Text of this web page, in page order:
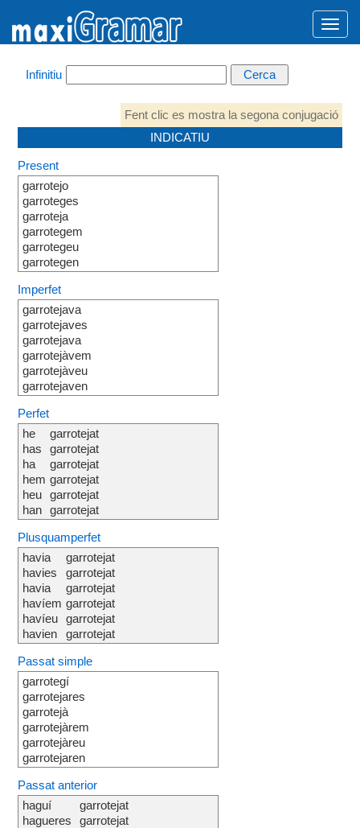
Infinitiu
Fent clic es mostra la segona conjugació
INDICATIU
Present
garrotejo
garroteges
garroteja
garrotegem
garrotegeu
garrotegen
Imperfet
garrotejava
garrotejaves
garrotejava
garrotejàvem
garrotejàveu
garrotejaven
Perfet
he
has
ha
hem
heu
han
garrotejat
garrotejat
garrotejat
garrotejat
garrotejat
garrotejat
Plusquamperfet
havia
havies
havia
havíem
havíeu
havien
garrotejat
garrotejat
garrotejat
garrotejat
garrotejat
garrotejat
Passat simple
garrotegí
garrotejares
garrotejà
garrotejàrem
garrotejàreu
garrotejaren
Passat anterior
haguí
hagueres
garrotejat
garrotejat